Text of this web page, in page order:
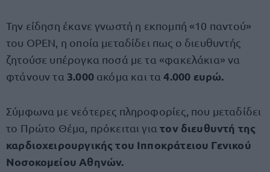
Την είδηση έκανε γνωστή η εκπομπή «10 παντού»
του OPEN, η οποία μεταδίδει πως ο διευθυντής
ζητούσε υπέρογκα ποσά με τα «φακελάκια» να
φτάνουν τα 3.000ακόμα και τα4.000 ευρώ.
Σύμφωνα με νεότερες πληροφορίες, που μεταδίδει
το Πρώτο Θέμα, πρόκειται για τον διευθυντή της
καρδιοχειρουργικής του Ιπποκράτειου Γενικού
Νοσοκομείου Αθηνών.